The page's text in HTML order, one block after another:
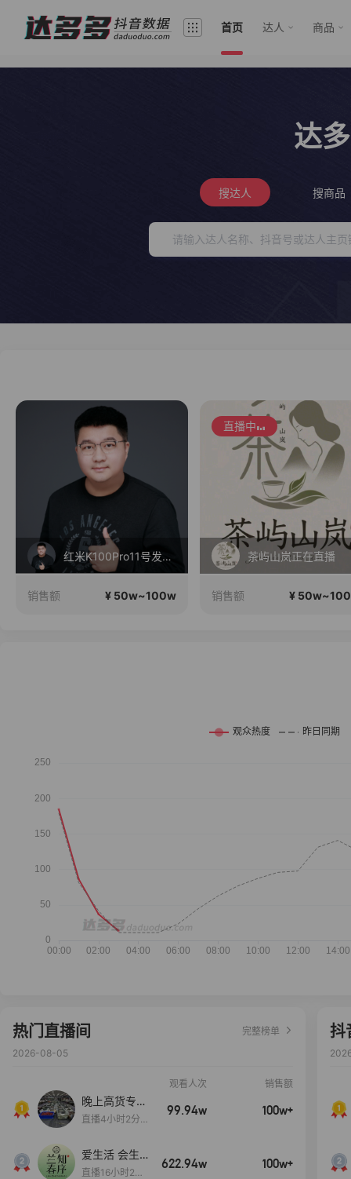
首页 达人 商品
达
搜达人 搜商品
红米K100Pro11号发布，三星Fold8折叠屏现货！
销售额 ¥ 50w~100w
直播中
茶屿山岚正在直播
销售额 ¥
热门直播间
完整榜单
2026-08-05
观看人次 销售额
晚上高货专场
大放漏
直播4小时2分5
99.94w 100w+
爱生活 会生
活
直播16小时24
622.94w 100w+
抖